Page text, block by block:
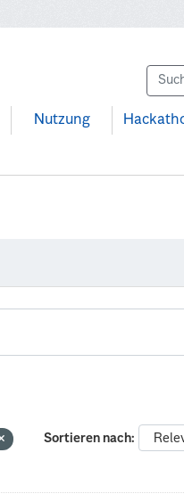
Nutzung
Sortieren nach